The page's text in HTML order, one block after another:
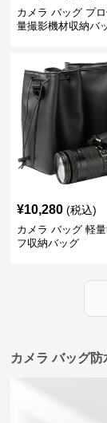
カメラ バッグ プ
量撮影機材収納バ
¥10,280 (税込)
カメラ バッグ 軽
フ収納バッグ
カメラ バッグ